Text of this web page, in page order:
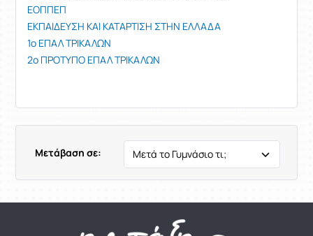
ΕΟΠΠΕΠ
ΕΚΠΑΙΔΕΥΣΗ ΚΑΙ ΚΑΤΑΡΤΙΣΗ ΣΤΗΝ ΕΛΛΑΔΑ
1ο ΕΠΑΛ ΤΡΙΚΑΛΩΝ
2ο ΠΡΟΤΥΠΟ ΕΠΑΛ ΤΡΙΚΑΛΩΝ
Μετάβαση σε: